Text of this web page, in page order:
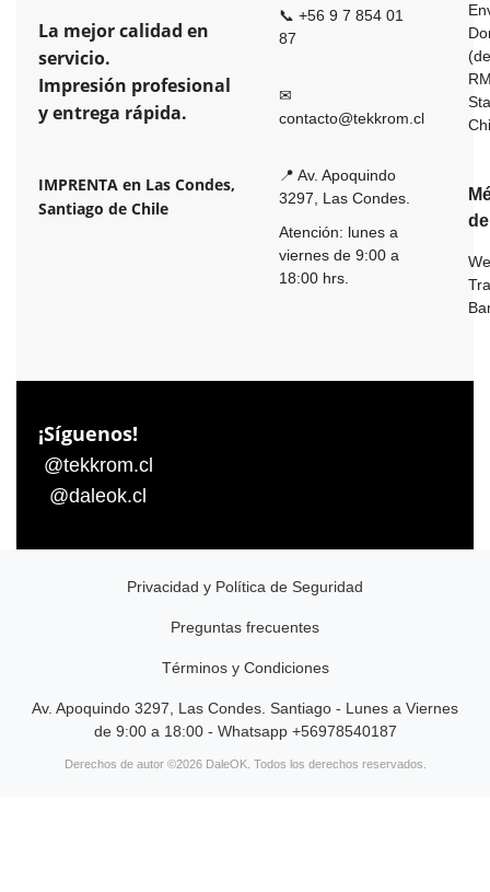
La mejor calidad en
servicio.
Impresión profesional
y entrega rápida.
IMPRENTA en Las Condes,
Santiago de Chile
📞 +56 9 7 854 01
87
✉
contacto@tekkrom.cl
📍 Av. Apoquindo
3297, Las Condes.
Atención: lunes a
viernes de 9:00 a
18:00 hrs.
¡Síguenos!
@tekkrom.cl
@daleok.cl
Privacidad y Política de Seguridad
Preguntas frecuentes
Términos y Condiciones
Av. Apoquindo 3297, Las Condes. Santiago - Lunes a Viernes
de 9:00 a 18:00 - Whatsapp +56978540187
Derechos de autor ©2026 DaleOK. Todos los derechos reservados.